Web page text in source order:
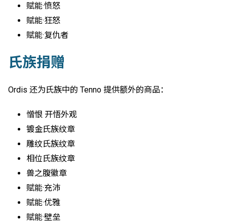
赋能·愤怒
赋能·狂怒
赋能·复仇者
氏族捐赠
Ordis 还为氏族中的 Tenno 提供额外的商品：
憎恨 开悟外观
镀金氏族纹章
雕纹氏族纹章
相位氏族纹章
兽之腹徽章
赋能·充沛
赋能·优雅
赋能·壁垒